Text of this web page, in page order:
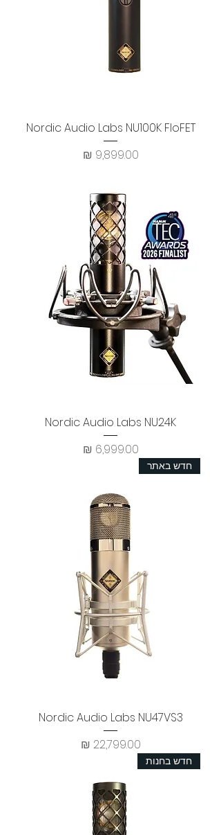
Nordic Audio Labs NU100K FloFET
מחיר
Nordic Audio Labs NU24K
מחיר
חדש באתר
Nordic Audio Labs NU47VS3
מחיר
חדש בחנות